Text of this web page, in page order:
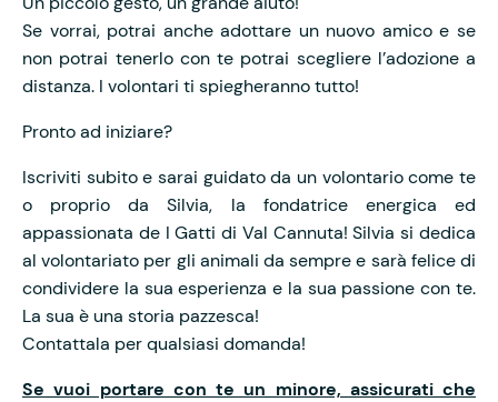
Se vorrai, potrai anche adottare un nuovo amico e se
non potrai tenerlo con te potrai scegliere l’adozione a
distanza. I volontari ti spiegheranno tutto!
Pronto ad iniziare?
Iscriviti subito e sarai guidato da un volontario come te
o proprio da Silvia, la fondatrice energica ed
appassionata de I Gatti di Val Cannuta! Silvia si dedica
al volontariato per gli animali da sempre e sarà felice di
condividere la sua esperienza e la sua passione con te.
La sua è una storia pazzesca!
Contattala per qualsiasi domanda!
Se vuoi portare con te un minore, assicurati che